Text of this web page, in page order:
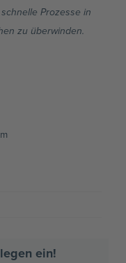
Prozesse in
zu überwinden.
ein!